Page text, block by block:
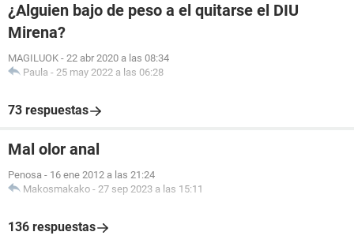
¿Alguien bajo de peso a el quitarse el DIU
Mirena?
MAGILUOK - 22 abr 2020 a las 08:34
Paula - 25 may 2022 a las 06:28
73 respuestas
Mal olor anal
Penosa - 16 ene 2012 a las 21:24
Makosmakako - 27 sep 2023 a las 15:11
136 respuestas